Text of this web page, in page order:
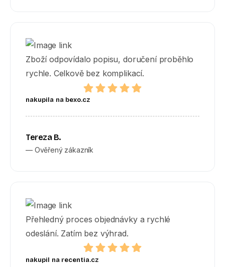
Zboží odpovídalo popisu, doručení proběhlo
rychle. Celkově bez komplikací.
nakupila na bexo.cz
Tereza B.
— Ověřený zákazník
Přehledný proces objednávky a rychlé
odeslání. Zatím bez výhrad.
nakupil na recentia.cz